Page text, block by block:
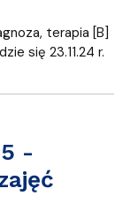
terapia [B]
się 23.11.24 r.
-